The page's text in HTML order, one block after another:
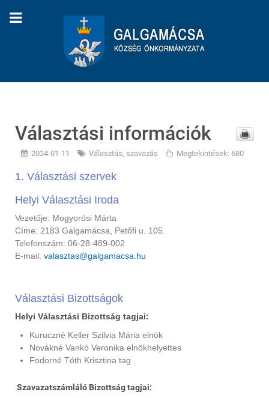
Választási információk
2024-01-11 Választás, szavazás Megtekintések: 680
1. Választási szervek
Helyi Választási Iroda
Vezetője: Mogyorósi Márta
Címe: 2183 Galgamácsa, Petőfi u. 105.
Telefonszám: 06-28-489-002
E-mail: valasztas@galgamacsa.hu
Választási Bizottságok
Helyi Választási Bizottság tagjai:
Kuruczné Keller Szilvia Mária elnök
Novákné Vankó Veronika elnökhelyettes
Fodorné Tóth Krisztina tag
Szavazatszámláló Bizottság tagjai: